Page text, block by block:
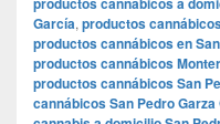
García, productos
productos cannábicos en
productos cannábicos
productos cannábicos San
cannábicos San Pedro